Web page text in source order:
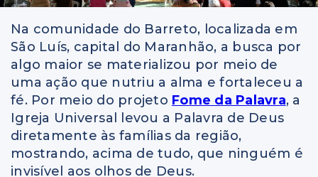
Na comunidade do Barreto, localizada em
São Luís, capital do Maranhão, a busca por
algo maior se materializou por meio de
uma ação que nutriu a alma e fortaleceu a
fé. Por meio do projeto Fome da Palavra, a
Igreja Universal levou a Palavra de Deus
diretamente às famílias da região,
mostrando, acima de tudo, que ninguém é
invisível aos olhos de Deus.